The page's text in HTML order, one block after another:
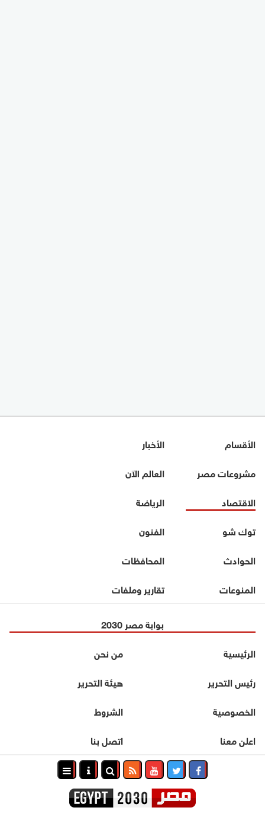
الأقسام
الأخبار
مشروعات مصر
العالم الآن
الاقتصاد
الرياضة
توك شو
الفنون
الحوادث
المحافظات
المنوعات
تقارير وملفات
بوابة مصر 2030
الرئيسية
من نحن
رئيس التحرير
هيئة التحرير
الخصوصية
الشروط
اعلن معنا
اتصل بنا